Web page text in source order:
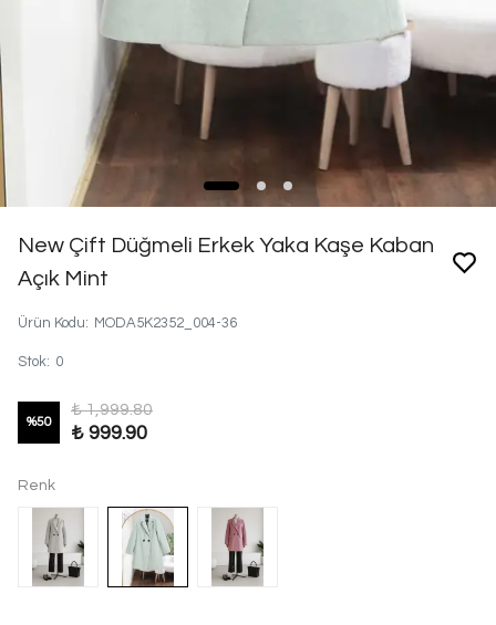
New Çift Düğmeli Erkek Yaka Kaşe Kaban
Açık Mint
Ürün Kodu: MODA5K2352_004-36
Stok: 0
%50
₺ 1,999.80
₺ 999.90
Renk